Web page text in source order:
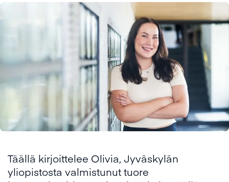
Täällä kirjoittelee Olivia, Jyväskylän
yliopistosta valmistunut tuore